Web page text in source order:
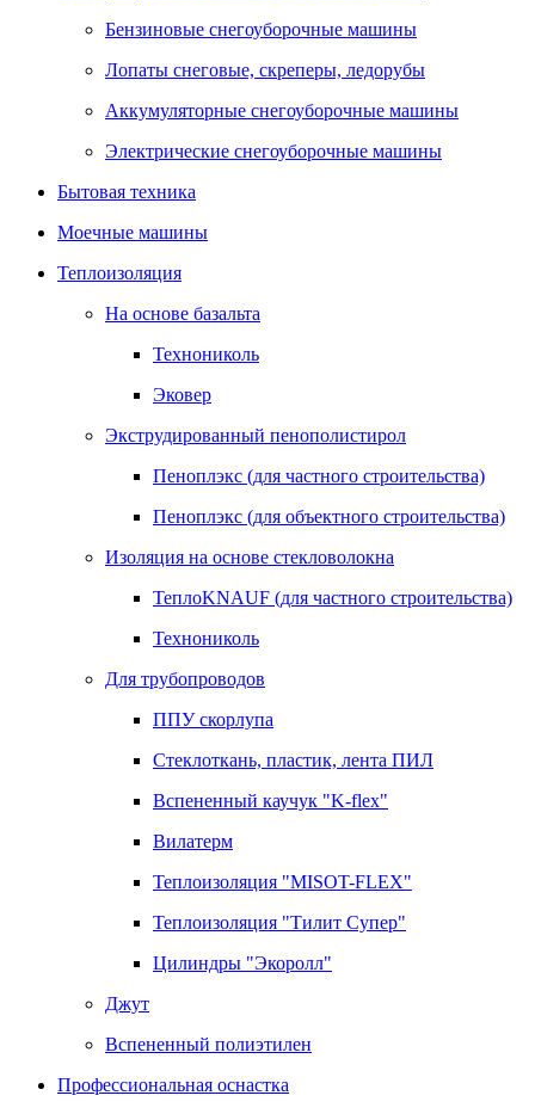
Бензиновые снегоуборочные машины
Лопаты снеговые, скреперы, ледорубы
Аккумуляторные снегоуборочные машины
Электрические снегоуборочные машины
Бытовая техника
Моечные машины
Теплоизоляция
На основе базальта
Технониколь
Эковер
Экструдированный пенополистирол
Пеноплэкс (для частного строительства)
Пеноплэкс (для объектного строительства)
Изоляция на основе стекловолокна
ТеплоKNAUF (для частного строительства)
Технониколь
Для трубопроводов
ППУ скорлупа
Стеклоткань, пластик, лента ПИЛ
Вспененный каучук "K-flex"
Вилатерм
Теплоизоляция "MISOT-FLEX"
Теплоизоляция "Тилит Супер"
Цилиндры "Экоролл"
Джут
Вспененный полиэтилен
Профессиональная оснастка